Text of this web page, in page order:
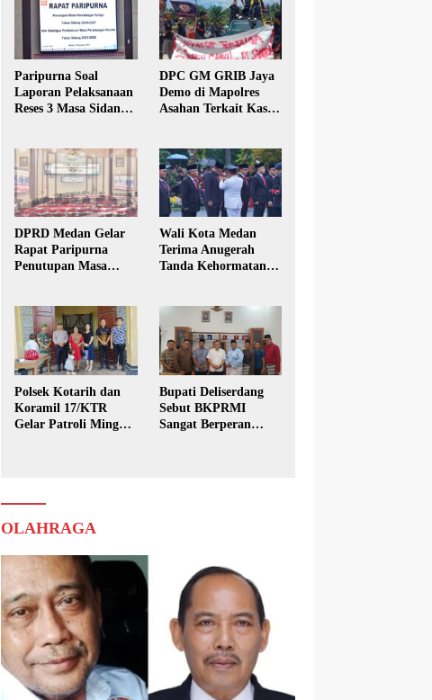
Paripurna Soal
Laporan Pelaksanaan
Reses 3 Masa Sidang
DPC GM GRIB Jaya
Demo di Mapolres
Asahan Terkait Kasus
DPRD Medan Gelar
Rapat Paripurna
Penutupan Masa
Wali Kota Medan
Terima Anugerah
Tanda Kehormatan
Polsek Kotarih dan
Koramil 17/KTR
Gelar Patroli Minggu
Bupati Deliserdang
Sebut BKPRMI
Sangat Berperan
OLAHRAGA